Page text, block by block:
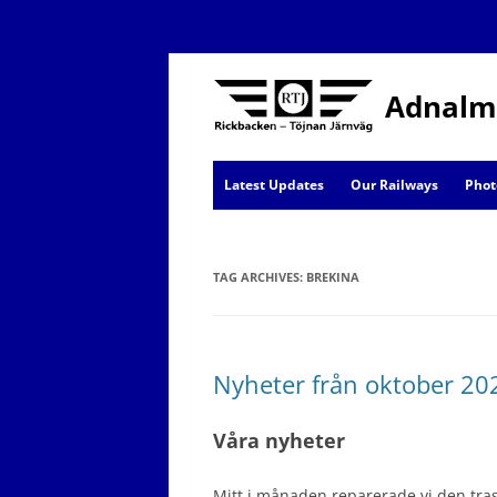
Latest Updates
Events
Our Railways
TAG ARCHIVES: BREKINA
Nyheter från oktober
Våra nyheter